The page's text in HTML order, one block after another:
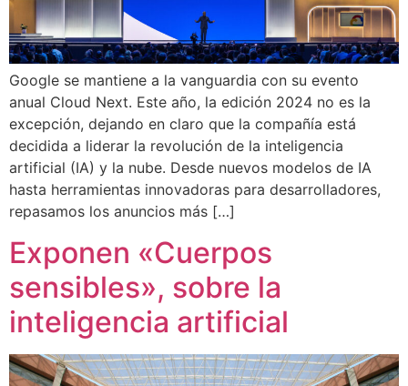
Google se mantiene a la vanguardia con su evento
anual Cloud Next. Este año, la edición 2024 no es la
excepción, dejando en claro que la compañía está
decidida a liderar la revolución de la inteligencia
artificial (IA) y la nube. Desde nuevos modelos de IA
hasta herramientas innovadoras para desarrolladores,
repasamos los anuncios más […]
Exponen «Cuerpos
sensibles», sobre la
inteligencia artificial